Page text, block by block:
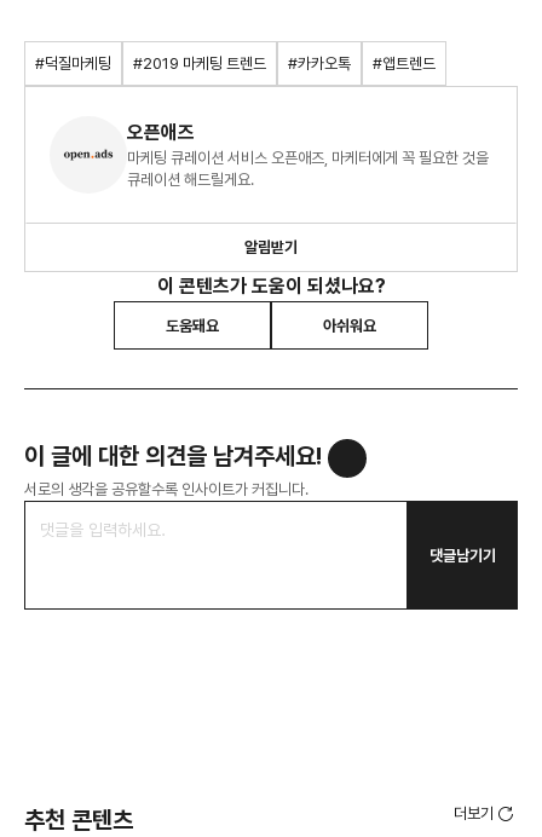
#덕질마케팅 #2019 마케팅 트렌드 #카카오톡 #앱트렌드
오픈애즈
마케팅 큐레이션 서비스 오픈애즈, 마케터에게 꼭 필요한 것을
큐레이션 해드릴게요.
알림받기
이 콘텐츠가 도움이 되셨나요?
도움돼요 아쉬워요
이 글에 대한 의견을 남겨주세요!
서로의 생각을 공유할수록 인사이트가 커집니다.
댓글남기기
추천 콘텐츠 더보기